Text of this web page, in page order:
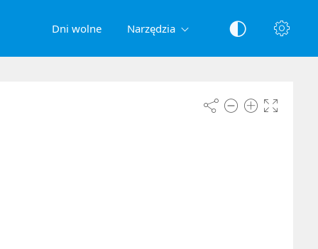
Dni wolne Narzędzia